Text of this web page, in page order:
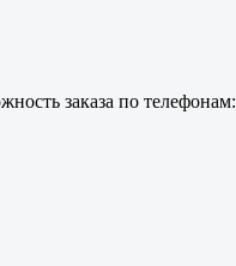
заказа по телефонам: